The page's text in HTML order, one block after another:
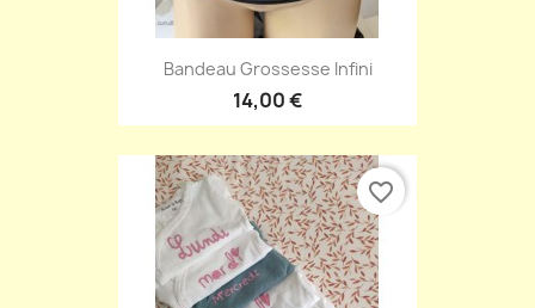
Bandeau Grossesse Infini
14,00 €
favorite_border